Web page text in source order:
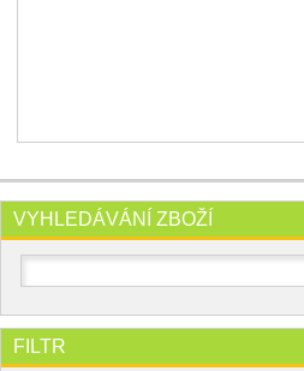
VYHLEDÁVÁNÍ ZBOŽÍ
FILTR